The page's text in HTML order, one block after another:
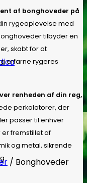
af bonghoveder på
rygeoplevelse med
tilbyder en
skabt for at
erfarne rygeres
renheden af din røg,
perkolatorer, der
passer til enhver
fremstillet af
og metal, sikrende
/ Bonghoveder